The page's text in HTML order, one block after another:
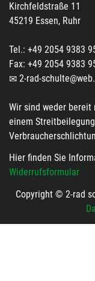
Kirchfeldstraße 11
45219 Essen, Ruhr
Tel.: +49 2054 9383
Fax: +49 2054 9383
2-rad-
Wir sind weder bereit
einem
Hier finden Sie
Widerrufsformular
Copyright © 2-rad